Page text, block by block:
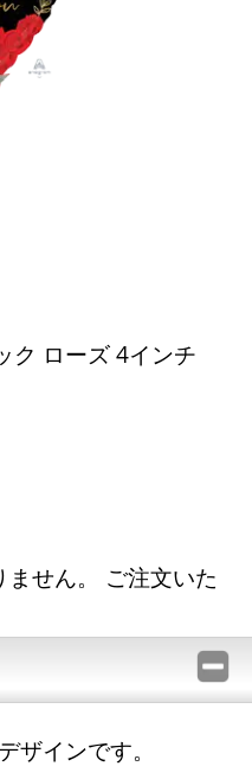
ク ローズ 4インチ
せん。 ご注文いた
ザインです。